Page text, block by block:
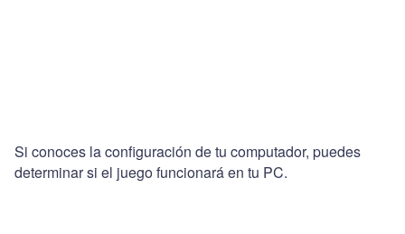
Si conoces la configuración de tu computador, puedes
determinar si el juego funcionará en tu PC.